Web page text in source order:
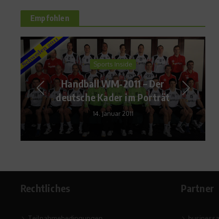
Empfohlen
Sports Inside
Handball WM-2011 – Der
deutsche Kader im Porträt
14. Januar 2011
Rechtliches Partner